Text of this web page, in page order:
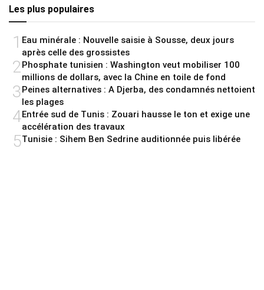
Les plus populaires
1 Eau minérale : Nouvelle saisie à Sousse, deux jours
après celle des grossistes
2 Phosphate tunisien : Washington veut mobiliser 100
millions de dollars, avec la Chine en toile de fond
3Peines alternatives : A Djerba, des condamnés nettoient
les plages
4Entrée sud de Tunis : Zouari hausse le ton et exige une
accélération des travaux
5Tunisie : Sihem Ben Sedrine auditionnée puis libérée